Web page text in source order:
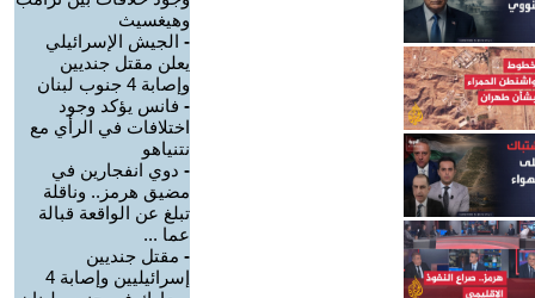
وهيغسيث
- الجيش الإسرائيلي
يعلن مقتل جنديين
وإصابة 4 جنوب لبنان
- فانس يؤكد وجود
اختلافات في الرأي مع
نتنياهو
- دوي انفجارين في
مضيق هرمز.. وناقلة
تبلغ عن الواقعة قبالة
عما ...
- مقتل جنديين
إسرائيليين وإصابة 4